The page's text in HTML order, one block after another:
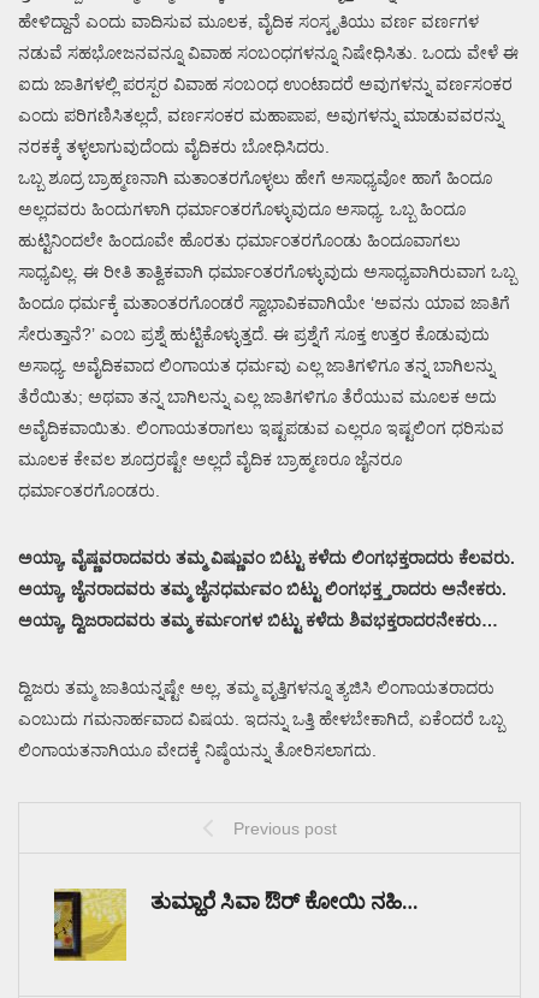
ಹೇಳಿದ್ದಾನೆ ಎಂದು ವಾದಿಸುವ ಮೂಲಕ, ವೈದಿಕ ಸಂಸ್ಕೃತಿಯು ವರ್ಣ ವರ್ಣಗಳ
ನಡುವೆ ಸಹಭೋಜನವನ್ನೂ ವಿವಾಹ ಸಂಬಂಧಗಳನ್ನೂ ನಿಷೇಧಿಸಿತು. ಒಂದು ವೇಳೆ ಈ
ಐದು ಜಾತಿಗಳಲ್ಲಿ ಪರಸ್ಪರ ವಿವಾಹ ಸಂಬಂಧ ಉಂಟಾದರೆ ಅವುಗಳನ್ನು ವರ್ಣಸಂಕರ
ಎಂದು ಪರಿಗಣಿಸಿತಲ್ಲದೆ, ವರ್ಣಸಂಕರ ಮಹಾಪಾಪ, ಅವುಗಳನ್ನು ಮಾಡುವವರನ್ನು
ನರಕಕ್ಕೆ ತಳ್ಳಲಾಗುವುದೆಂದು ವೈದಿಕರು ಬೋಧಿಸಿದರು.
ಒಬ್ಬ ಶೂದ್ರ ಬ್ರಾಹ್ಮಣನಾಗಿ ಮತಾಂತರಗೊಳ್ಳಲು ಹೇಗೆ ಅಸಾಧ್ಯವೋ ಹಾಗೆ ಹಿಂದೂ
ಅಲ್ಲದವರು ಹಿಂದುಗಳಾಗಿ ಧರ್ಮಾಂತರಗೊಳ್ಳುವುದೂ ಅಸಾಧ್ಯ. ಒಬ್ಬ ಹಿಂದೂ
ಹುಟ್ಟಿನಿಂದಲೇ ಹಿಂದೂವೇ ಹೊರತು ಧರ್ಮಾಂತರಗೊಂಡು ಹಿಂದೂವಾಗಲು
ಸಾಧ್ಯವಿಲ್ಲ. ಈ ರೀತಿ ತಾತ್ವಿಕವಾಗಿ ಧರ್ಮಾಂತರಗೊಳ್ಳುವುದು ಅಸಾಧ್ಯವಾಗಿರುವಾಗ ಒಬ್ಬ
ಹಿಂದೂ ಧರ್ಮಕ್ಕೆ ಮತಾಂತರಗೊಂಡರೆ ಸ್ವಾಭಾವಿಕವಾಗಿಯೇ ‘ಅವನು ಯಾವ ಜಾತಿಗೆ
ಸೇರುತ್ತಾನೆ?’ ಎಂಬ ಪ್ರಶ್ನೆ ಹುಟ್ಟಿಕೊಳ್ಳುತ್ತದೆ. ಈ ಪ್ರಶ್ನೆಗೆ ಸೂಕ್ತ ಉತ್ತರ ಕೊಡುವುದು
ಅಸಾಧ್ಯ. ಅವೈದಿಕವಾದ ಲಿಂಗಾಯತ ಧರ್ಮವು ಎಲ್ಲ ಜಾತಿಗಳಿಗೂ ತನ್ನ ಬಾಗಿಲನ್ನು
ತೆರೆಯಿತು; ಅಥವಾ ತನ್ನ ಬಾಗಿಲನ್ನು ಎಲ್ಲ ಜಾತಿಗಳಿಗೂ ತೆರೆಯುವ ಮೂಲಕ ಅದು
ಅವೈದಿಕವಾಯಿತು. ಲಿಂಗಾಯತರಾಗಲು ಇಷ್ಟಪಡುವ ಎಲ್ಲರೂ ಇಷ್ಟಲಿಂಗ ಧರಿಸುವ
ಮೂಲಕ ಕೇವಲ ಶೂದ್ರರಷ್ಟೇ ಅಲ್ಲದೆ ವೈದಿಕ ಬ್ರಾಹ್ಮಣರೂ ಜೈನರೂ
ಧರ್ಮಾಂತರಗೊಂಡರು.
ಅಯ್ಯಾ, ವೈಷ್ಣವರಾದವರು ತಮ್ಮ ವಿಷ್ಣುವಂ ಬಿಟ್ಟು ಕಳೆದು ಲಿಂಗಭಕ್ತರಾದರು ಕೆಲವರು.
ಅಯ್ಯಾ, ಜೈನರಾದವರು ತಮ್ಮ ಜೈನಧರ್ಮವಂ ಬಿಟ್ಟು ಲಿಂಗಭಕ್ತ್ತರಾದರು ಅನೇಕರು.
ಅಯ್ಯಾ, ದ್ವಿಜರಾದವರು ತಮ್ಮ ಕರ್ಮಂಗಳ ಬಿಟ್ಟು ಕಳೆದು ಶಿವಭಕ್ತರಾದರನೇಕರು…
ದ್ವಿಜರು ತಮ್ಮ ಜಾತಿಯನ್ನಷ್ಟೇ ಅಲ್ಲ, ತಮ್ಮ ವೃತ್ತಿಗಳನ್ನೂ ತ್ಯಜಿಸಿ ಲಿಂಗಾಯತರಾದರು
ಎಂಬುದು ಗಮನಾರ್ಹವಾದ ವಿಷಯ. ಇದನ್ನು ಒತ್ತಿ ಹೇಳಬೇಕಾಗಿದೆ, ಏಕೆಂದರೆ ಒಬ್ಬ
ಲಿಂಗಾಯತನಾಗಿಯೂ ವೇದಕ್ಕೆ ನಿಷ್ಠೆಯನ್ನು ತೋರಿಸಲಾಗದು.
Previous post
ತುಮ್ಹಾರೆ ಸಿವಾ ಔರ್ ಕೋಯಿ ನಹಿ…